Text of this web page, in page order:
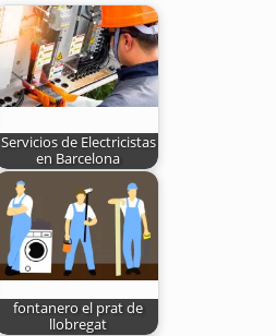
Servicios de Electricistas
en Barcelona
fontanero el prat de
llobregat